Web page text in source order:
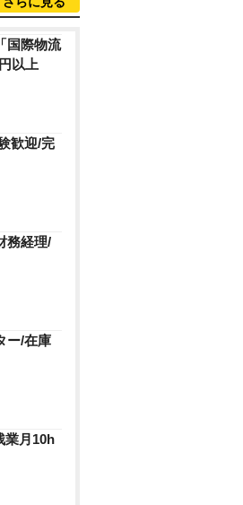
国際物流
以上
歓迎/完
務経理/
ー/在庫
業月10h